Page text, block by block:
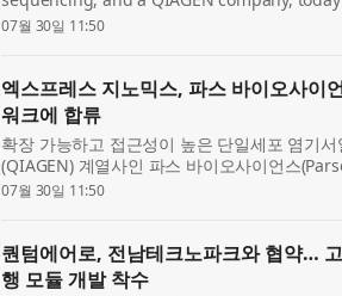
has joined its Certified Service Provider
07월 30일 11:50
엑스프레스 지노믹스, 파스 바이오사이
워크에 합류
확장 가능하고 접근성이 높은 단일세포 염기
(QIAGEN) 계열사인 파스 바이오사이언스
노믹스(Xpress Genomics) 가 자사의 인증 서
07월 30일 11:50
퀀텀에어로, 전남테크노파크와 협약…
행 모듈 개발 착수